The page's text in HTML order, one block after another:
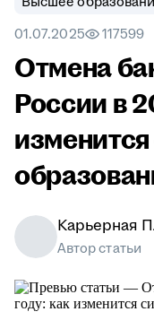
01.07.2025 117599
Отмена
России в
Карьерная
Автор статьи